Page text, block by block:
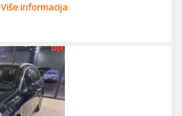
Više informacija